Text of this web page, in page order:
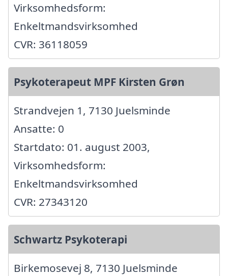
Virksomhedsform:
Enkeltmandsvirksomhed
CVR: 36118059
Psykoterapeut MPF Kirsten Grøn
Strandvejen 1, 7130 Juelsminde
Ansatte: 0
Startdato: 01. august 2003,
Virksomhedsform:
Enkeltmandsvirksomhed
CVR: 27343120
Schwartz Psykoterapi
Birkemosevej 8, 7130 Juelsminde